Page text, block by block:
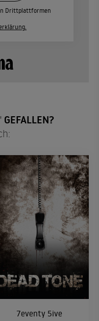
Drittplattformen
GEFALLEN?
7eventy 5ive